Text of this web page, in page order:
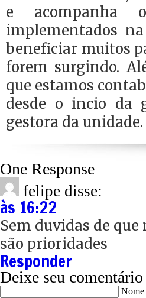
e acompanha
implementados
beneficiar muitos
forem surgindo.
que estamos
desde o incio da
gestora da unidade.
One Response
felipe disse:
às 16:22
Sem duvidas de que
são prioridades
Responder
Deixe seu comentário